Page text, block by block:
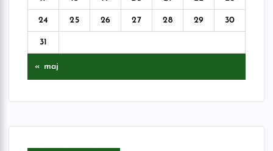
24 25 26 27 28 29 30
31
« maj